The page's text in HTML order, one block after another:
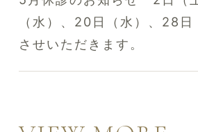
（水）、20日（水）、28日
させいただきます。
特別休診のお知らせ 2月16